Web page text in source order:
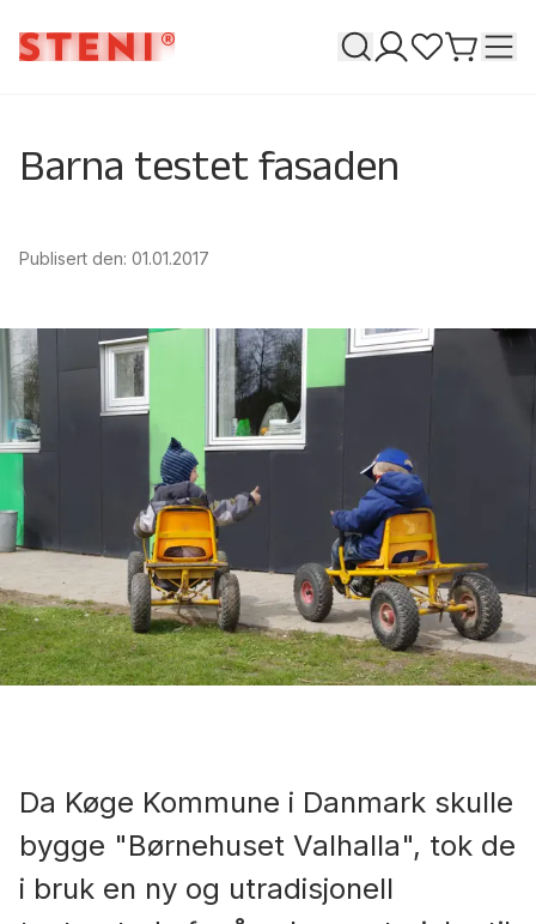
SøkMine sider
Favoritter
Gå til
Barna testet fasaden
Publisert den: 01.01.2017
Da Køge Kommune i Danmark skulle
bygge "Børnehuset Valhalla", tok de
i bruk en ny og utradisjonell